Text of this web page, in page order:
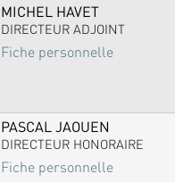
MICHEL HAVET
DIRECTEUR ADJOINT
Fiche personnelle
PASCAL JAOUEN
DIRECTEUR HONORAIRE
Fiche personnelle